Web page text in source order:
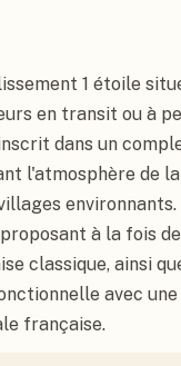
1 étoile
en transit ou à
dans un
l'atmosphère de
à la fois
classique, ainsi
avec
française.